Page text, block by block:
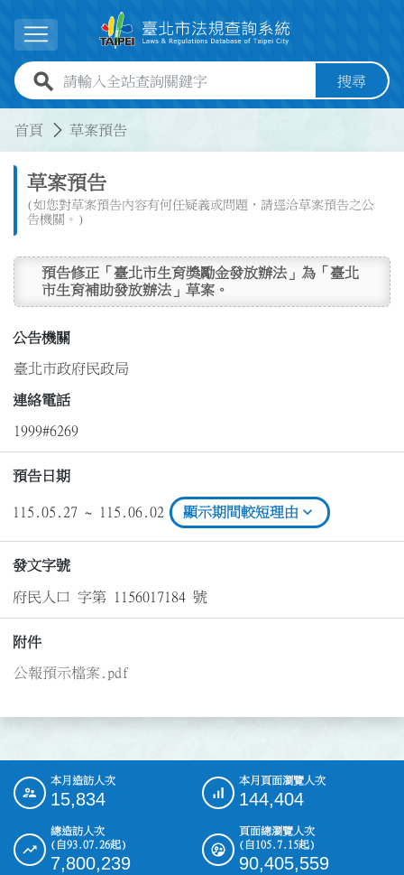
展開選單
全站查詢關鍵字欄位 搜尋
首頁 草案預告
草案預告
(如您對草案預告內容有何任疑義或問題，請逕洽草案預告之公
告機關。)
預告修正「臺北市生育獎勵金發放辦法」為「臺北
市生育補助發放辦法」草案。
公告機關
臺北市政府民政局
連絡電話
1999#6269
預告日期
115.05.27 ~ 115.06.02 顯示期間較短理由 expand_more
發文字號
府民人口 字第 1156017184 號
附件
公報預示檔案.pdf
::: 本月造訪人次
15,834
本月頁面瀏覽人次
144,404
總造訪人次
(自93.07.26起)
7,800,239
頁面總瀏覽人次
(自105.7.15起)
90,405,559